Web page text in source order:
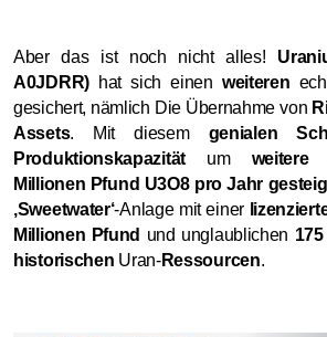
Aber das ist noch nicht alles!
A0JDRR)hat sich einen weiteren
gesichert, nämlich Die Übernahme von
Assets. Mit diesem genialen
Produktionskapazität um weitere
Millionen Pfund U3O8 pro Jahr
‚Sweetwater‘-Anlage mit einer
Millionen Pfund und unglaublichen
historischen Uran-Ressourcen.